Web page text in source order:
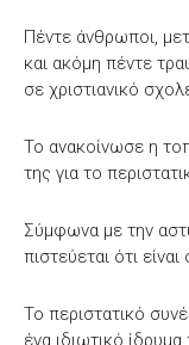
Πέντε άνθρωποι,
και ακόμη πέντε
σε χριστιανικό
Το ανακοίνωσε η
της για το
Σύμφωνα με την
πιστεύεται ότι
Το περιστατικό